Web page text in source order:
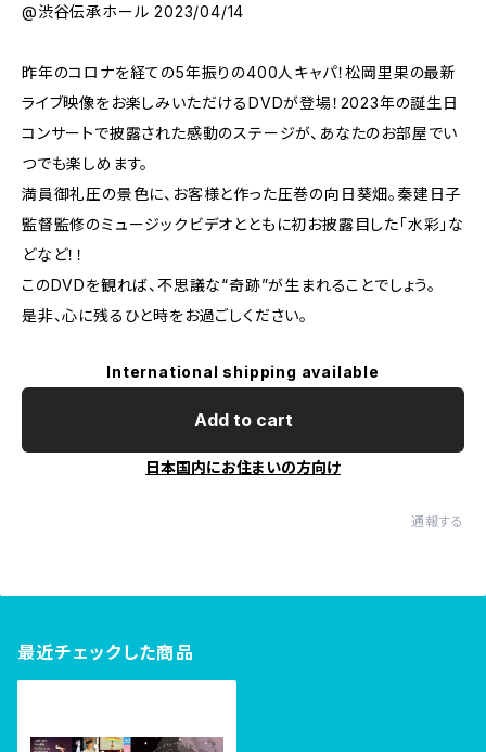
@渋谷伝承ホール 2023/04/14
昨年のコロナを経ての5年振りの400人キャパ！松岡里果の最新
ライブ映像をお楽しみいただけるDVDが登場！2023年の誕生日
コンサートで披露された感動のステージが、あなたのお部屋でい
つでも楽しめます。
満員御礼圧の景色に、お客様と作った圧巻の向日葵畑。秦建日子
監督監修のミュージックビデオとともに初お披露目した「水彩」な
どなど！！
このDVDを観れば、不思議な“奇跡”が生まれることでしょう。
是非、心に残るひと時をお過ごしください。
International shipping available
Add to cart
日本国内にお住まいの方向け
通報する
最近チェックした商品